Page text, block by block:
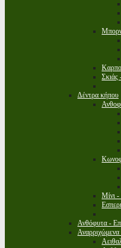
Δέντρα κήπου
Μίνι
Ανθόφυτα -